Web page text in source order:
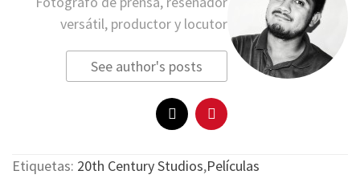
versátil, productor y locutor
See author's posts
Etiquetas: 20th Century Studios,Películas